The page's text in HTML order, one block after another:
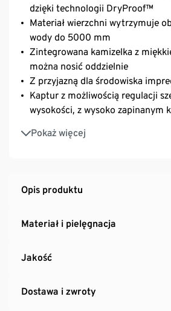
dzięki technologii DryProof™
Materiał wierzchni wytrzymuje
wody do 5000 mm
Zintegrowana kamizelka z
można nosić oddzielnie
Z przyjazną dla środowiska
Kaptur z możliwością regulacji
wysokości, z wysoko zapinanym
Pokaż więcej
Dwie wpuszczane kieszenie
błyskawiczny i jedna kieszeń
zatrzaskowe
szerokości
Przedłużony tył
Opis produktu
Materiał i pielęgnacja
Jakość
Dostawa i zwroty